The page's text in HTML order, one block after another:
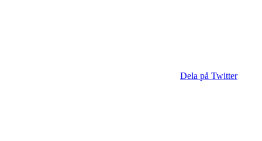
Dela på Twitter